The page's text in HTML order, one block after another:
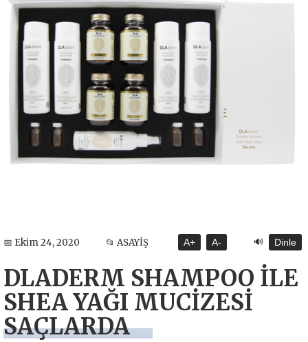
📅 Ekim 24, 2020 📂 ASAYİŞ A+ A- 🔊 Dinle
DLADERM SHAMPOO İLE
SHEA YAĞI MUCİZESİ
SAÇLARDA